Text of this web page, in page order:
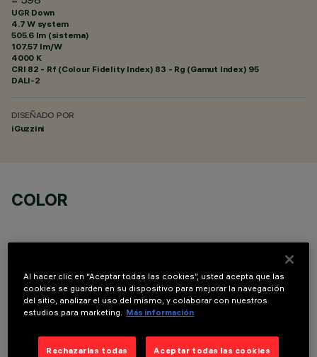
UGR Down
4.7 W system
505.6 lm (sistema)
107.57 lm/W
4000 K
CRI 82 - Rf (Colour Fidelity Index) 83 - Rg (Gamut Index) 95
DALI-2
DISEÑADO POR
iGuzzini
COLOR
COMPONENTES OPCIONALES
Al hacer clic en “Aceptar todas las cookies”, usted acepta que las
cookies se guarden en su dispositivo para mejorar la navegación
del sitio, analizar el uso del mismo, y colaborar con nuestros
estudios para marketing. Más información
Rechazarlas todas Aceptar todas las cookies